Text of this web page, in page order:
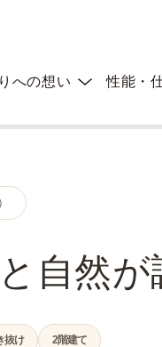
への想い 性能・
自然
抜け 2階建て